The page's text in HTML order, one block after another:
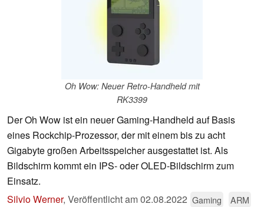
Oh Wow: Neuer Retro-Handheld mit
RK3399
Der Oh Wow ist ein neuer Gaming-Handheld auf Basis
eines Rockchip-Prozessor, der mit einem bis zu acht
Gigabyte großen Arbeitsspeicher ausgestattet ist. Als
Bildschirm kommt ein IPS- oder OLED-Bildschirm zum
Einsatz.
Silvio Werner, Veröffentlicht am02.08.2022 Gaming ARM